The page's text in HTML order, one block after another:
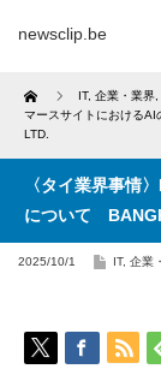
newsclip.be
Home IT, 企業・業界
マースサイトにおける
LTD.
〈タイ業界事情
について
2025/10/1 IT, 企業